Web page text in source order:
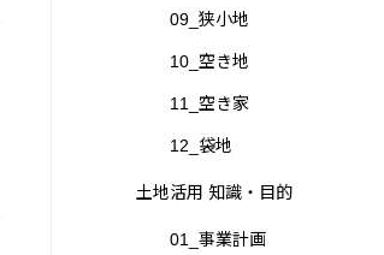
09_狭小地
10_空き地
11_空き家
12_袋地
土地活用 知識・目的
01_事業計画